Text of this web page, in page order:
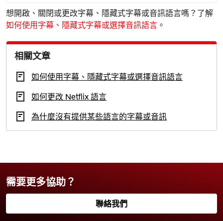
想開啟、關閉或更改字幕、隱藏式字幕或音訊語言嗎？了解
如何使用字幕、隱藏式字幕或選擇音訊語言 。
相關文章
如何使用字幕、隱藏式字幕或選擇音訊語言
如何更改 Netflix 語言
為什麼沒有提供某些語言的字幕或音訊
需要更多協助？
聯絡我們